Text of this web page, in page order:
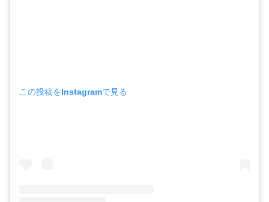
この投稿をInstagramで見る